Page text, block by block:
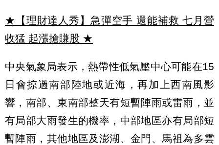
★【理財達人秀】急彈空手 還能補救 七月營
收猛 起漲搶賺股 ★
中央氣象局表示，熱帶性低氣壓中心可能在15
日會掠過南部陸地或近海，再加上西南風影
響，南部、東南部整天有短暫陣雨或雷雨，並
有局部大雨發生的機率，中部地區亦有局部短
暫陣雨，其他地區及澎湖、金門、馬祖為多雲